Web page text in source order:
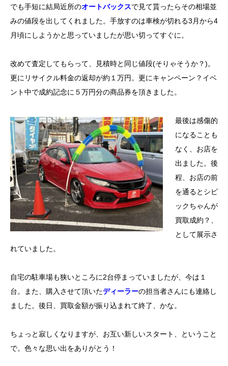
でも手短に結局近所のオートバックスで見て貰ったらその相場並
みの値段を出してくれました。手放すのは車検が切れる3月から4
月頃にしようかと思っていましたが思い切ってすぐに。
改めて査定してもらって、見積時と同じ値段(そりゃそうか？)。
更にリサイクル料金の返却が約１万円。更にキャンペーン？イベ
ント中で成約記念に５万円分の商品券を頂きました。
最後は感傷的
になることも
なく、お店を
出ました。後
程、お店の前
を通るとシビ
ックちゃんが
買取成約？、
として展示さ
れていました。
自宅の駐車場も狭いところに2台停まっていましたが、今は１
台。また、購入させて頂いたディーラーの担当者さんにも連絡し
ました。後日、買取金額が振り込まれて終了、かな。
ちょっと寂しくなりますが、お互い新しいスタート、ということ
で。色々な思い出をありがとう！